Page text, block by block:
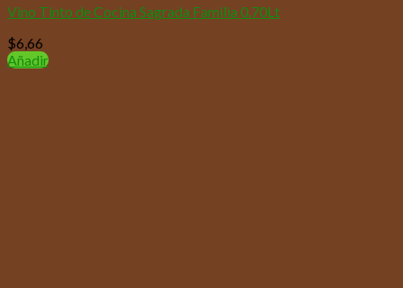
Vino Tinto de Cocina Sagrada Familia 0.70Lt
$6,66
Añadir